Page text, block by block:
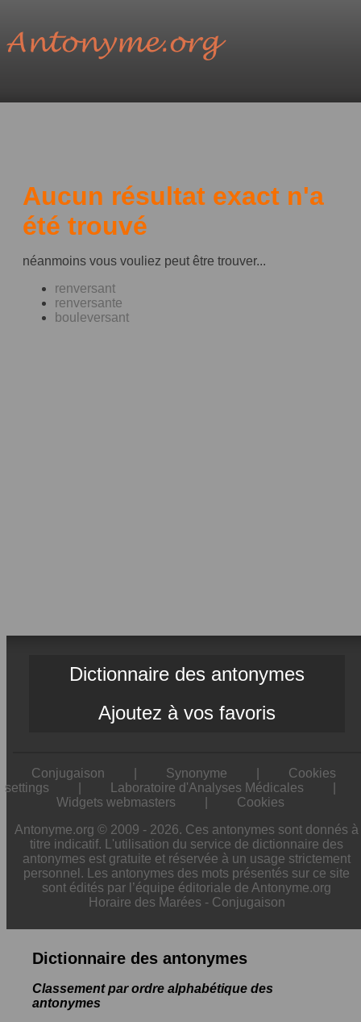
Aucun résultat exact n'a
été trouvé
néanmoins vous vouliez peut être trouver...
renversant
renversante
bouleversant
Dictionnaire des antonymes
Ajoutez à vos favoris
Conjugaison Synonyme
Cookies
settings
Laboratoire d'Analyses Médicales
Widgets webmasters
Cookies
Antonyme.org © 2009 - 2026. Ces antonymes sont donnés à
titre indicatif. L'utilisation du service de dictionnaire des
antonymes est gratuite et réservée à un usage strictement
personnel. Les antonymes des mots présentés sur ce site
sont édités par l’équipe éditoriale de Antonyme.org
Horaire des Marées - Conjugaison
Dictionnaire des antonymes
Classement par ordre alphabétique des
antonymes